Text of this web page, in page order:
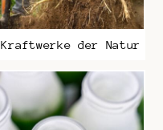
Kraftwerke der Natur